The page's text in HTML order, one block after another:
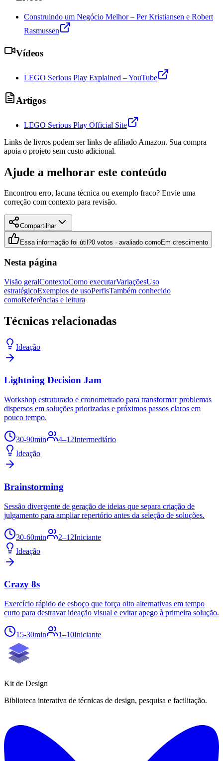
Construindo um Negócio Melhor – Per Kristiansen e Robert
Rasmussen
Vídeos
LEGO Serious Play Explained – YouTube
Artigos
LEGO Serious Play Official Site
Links de livros podem ser links de afiliado Amazon. Sua compra
apoia o projeto sem custo adicional.
Ajude a melhorar este conteúdo
Encontrou erro, lacuna técnica ou exemplo fraco? Envie uma
correção com contexto para revisão.
Compartilhar
Essa informação foi útil?0 votos · avaliado comoEm crescimento
Nesta página
Visão geralContextoComo executarVariaçõesUso
estratégicoExemplos de usoPerfisTambém conhecido
comoReferências e leitura
Técnicas relacionadas
Ideação
Lightning Decision Jam
Workshop estruturado e cronometrado para transformar problemas
dispersos em soluções priorizadas e próximos passos claros em
pouco tempo.
30-90min 4–12Intermediário
Ideação
Brainstorming
Sessão divergente de geração de ideias que separa criação de
julgamento para ampliar repertório antes da seleção de soluções.
30-60min 2–12Iniciante
Ideação
Crazy 8s
Exercício rápido de esboço que força oito alternativas em tempo
curto para destravar ideação visual e evitar apego à primeira solução.
15-30min 1–10Iniciante
Kit de Design
Biblioteca interativa de técnicas de design, pesquisa e facilitação.